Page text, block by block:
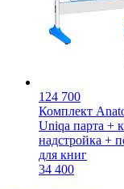
124 700
Комплект
Uniqa парта +
надстройка +
для книг
34 400